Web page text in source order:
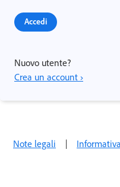
Accedi
Nuovo utente?
Crea un account ›
Note legali |